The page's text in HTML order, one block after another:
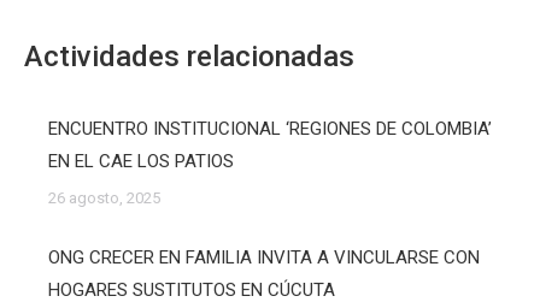
Actividades relacionadas
ENCUENTRO INSTITUCIONAL ‘REGIONES DE COLOMBIA’
EN EL CAE LOS PATIOS
26 agosto, 2025
ONG CRECER EN FAMILIA INVITA A VINCULARSE CON
HOGARES SUSTITUTOS EN CÚCUTA